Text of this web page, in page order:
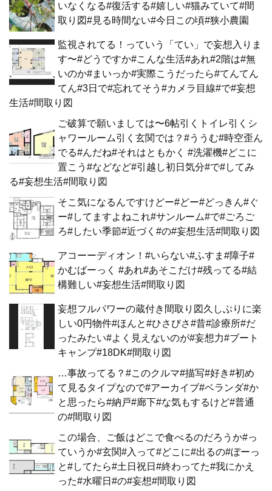
いなくなる#復活する#嬉しい#猫みていて#間
取り図#見る時間ない#今日この頃#狭小農園
監視されてる！っていう「てい」で妄想入りま
す〜#どうですか#こんな生活#あれ#2階は#無
いのか#まいっか#実際こうだったら#てんてん
てん#3日で#忘れてそう#カメラ目線#で#妄想
生活#間取り図
ご破算で願いましては〜6帖引くトイレ引くシ
ャワールーム引く玄関では？#ううむ#時空歪ん
でる#んだね#それはともかく #洗濯機#どこに
置こう#などなど#引越し初日気分#で#してみ
る#妄想生活#間取り図
そこ気になるんですけどー#どー#どっきん#ぐ
ー#してますよねこれ#サンルーム#で#ごろご
ろ#したい季節#近づく#の#妄想生活#間取り図
アコーーディオン！#いらない#ふすま#障子#
かむばーっく #あれ#あそこだけ#残ってる#結
構難しい#妄想生活#間取り図
妄想フルパワーの蔵付き間取り図久しぶりに楽
しい0円物件#ほんと#ひさびさ#昔#診療所#だ
ったみたい#よく見えないのが#妄想力#ブート
キャンプ#18DK#間取り図
…事故ってる？#このクルマ#描写#好き#初め
て見るタイプなので#アーカイブ#ベランダ#か
と思ったら#納戸#廊下#な気もするけど#普通
の#間取り図
この場合、ご飯はどこで食べるのだろうか#っ
ていうか#玄関#入って#どこに#出るの#ぼーっ
と#してたら#土日祝日#終わってた#我にかえ
った#水曜日#の#妄想#間取り図